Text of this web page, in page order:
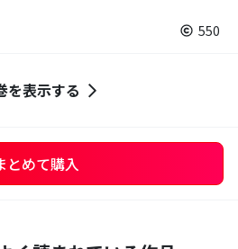
550
を表示する
とめて購入